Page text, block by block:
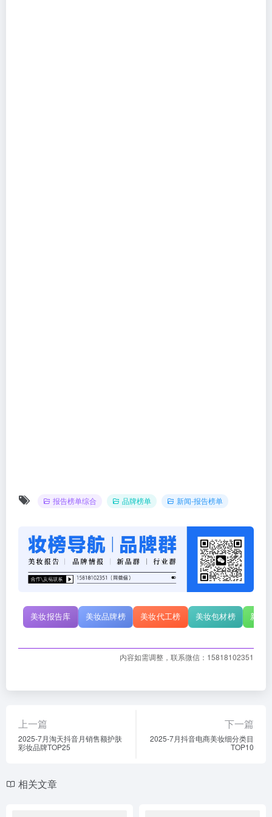
报告榜单综合 品牌榜单 新闻-报告榜单
美妆报告库 美妆品牌榜 美妆代工榜 美妆包材榜 新原
内容如需调整，联系微信：15818102351
上一篇
2025-7月淘天抖音月销售额护肤
彩妆品牌TOP25
下一篇
2025-7月抖音电商美妆细分类目
TOP10
相关文章